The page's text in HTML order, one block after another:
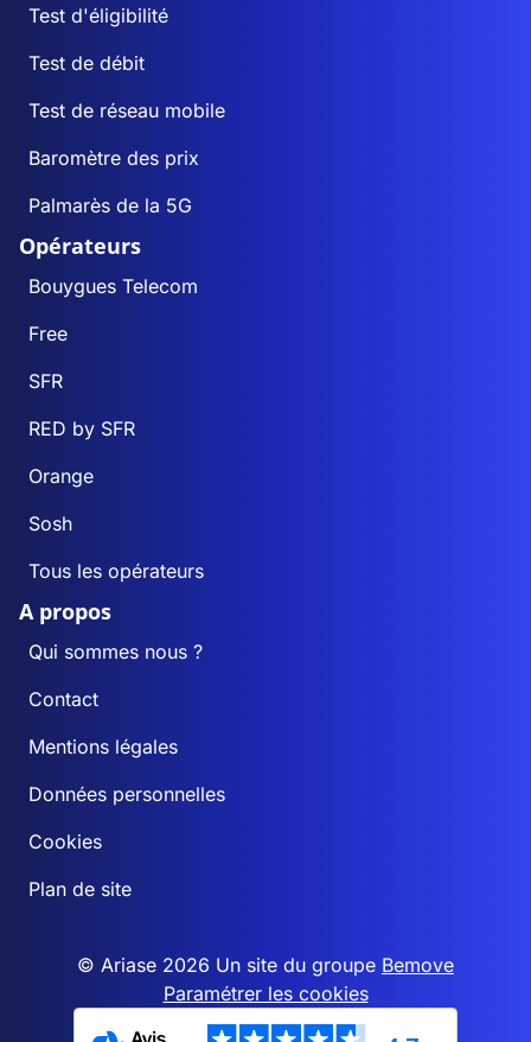
Test d'éligibilité
Test de débit
Test de réseau mobile
Baromètre des prix
Palmarès de la 5G
Opérateurs
Bouygues Telecom
Free
SFR
RED by SFR
Orange
Sosh
Tous les opérateurs
A propos
Qui sommes nous ?
Contact
Mentions légales
Données personnelles
Cookies
Plan de site
© Ariase 2026 Un site du groupe Bemove
Paramétrer les cookies